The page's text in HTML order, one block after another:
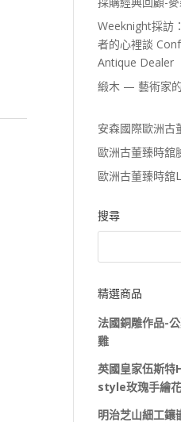
Weeknight採訪
者的心裡談
Antique Dealer
緞木 — 藝術家
安森國際歐洲古
歐洲古董臻時舘
歐洲古董臻時舘
搜尋
精選商品
法國銅雕作品-
雞
英國皇家伍斯特
style玫瑰手繪
明治芝山細工鑲